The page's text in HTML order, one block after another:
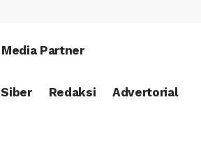
Media Partner
Redaksi Advertorial